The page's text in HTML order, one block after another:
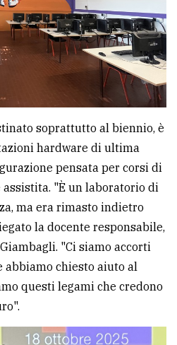
soprattutto al biennio, è
hardware di ultima
pensata per corsi di
"È un laboratorio di
ma era rimasto indietro
la docente responsabile,
"Ci siamo accorti
abbiamo chiesto aiuto al
questi legami che credono